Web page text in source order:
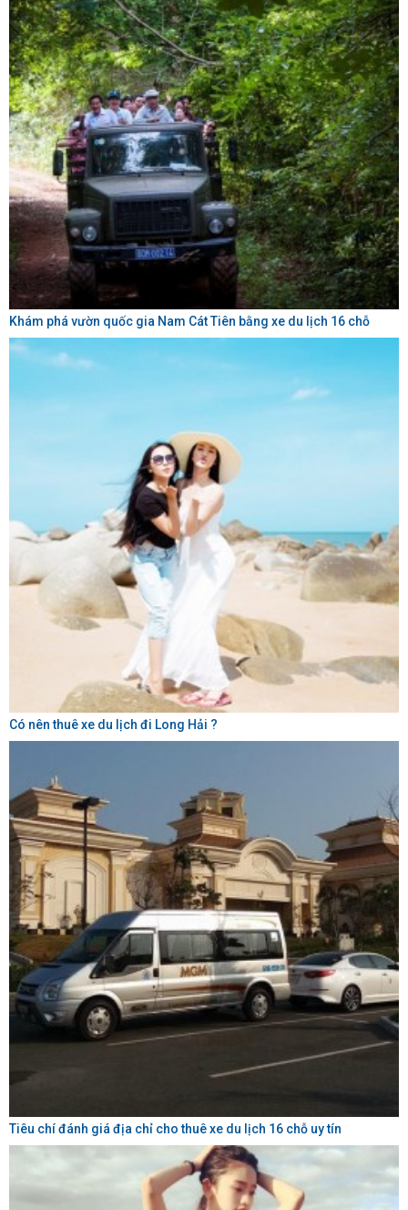
Khám phá vườn quốc gia Nam Cát Tiên bằng xe du lịch 16 chỗ
Có nên thuê xe du lịch đi Long Hải ?
Tiêu chí đánh giá địa chỉ cho thuê xe du lịch 16 chỗ uy tín